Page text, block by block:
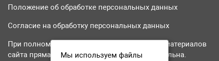
Положение об обработке персональных данных
Согласие на обработку персональных данных
При полном или частичном использовании материалов
сайта прямая гиперссылка на tvr24.tv обязательна.
Мы используем файлы